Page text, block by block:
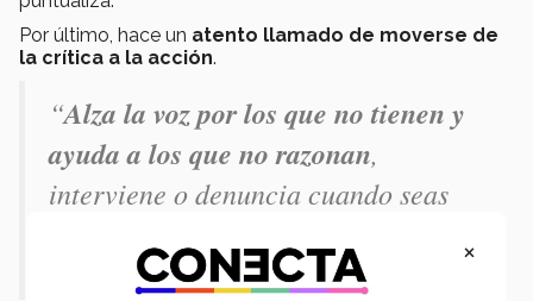
Por último, hace un atento llamado de moverse de
la crítica a la acción.
“Alza la voz por los que no tienen y
ayuda a los que no razonan,
interviene o denuncia cuando seas
abandono, de un abuso”.
×